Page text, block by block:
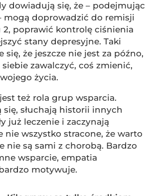
dowiadują się, że – podejmując
mogą doprowadzić do remisji
poprawić kontrolę ciśnienia
stany depresyjne. Taki
że jeszcze nie jest za późno,
siebie zawalczyć, coś zmienić,
życia.
też rola grup wsparcia.
się, słuchają historii innych
już leczenie i zaczynają
nie wszystko stracone, że warto
nie są sami z chorobą. Bardzo
wsparcie, empatia
motywuje.